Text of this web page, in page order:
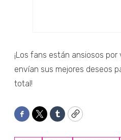
¡Los fans están ansiosos
envían sus mejores deseos
total!
Facebook
TwitterTumblrCopy